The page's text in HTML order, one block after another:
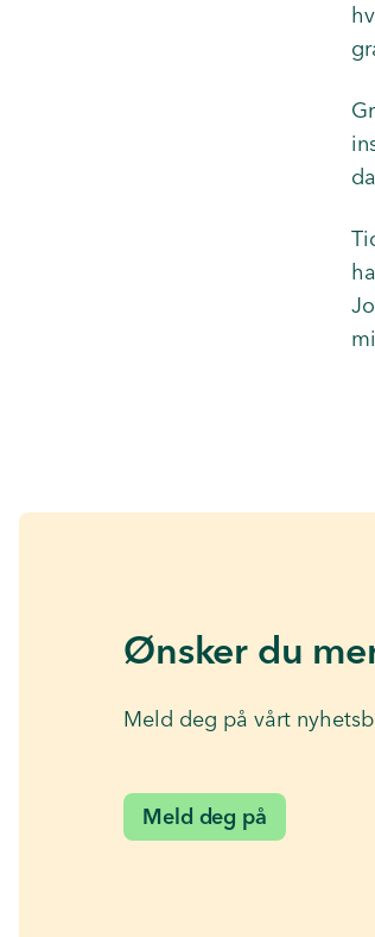
Ønsker du
Meld deg på vårt
Meld deg på